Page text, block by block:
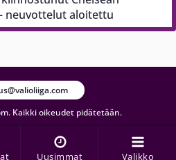
Uusimmat Valikko
neuvottelut aloitettu
Kaikki oikeudet pidätetään.